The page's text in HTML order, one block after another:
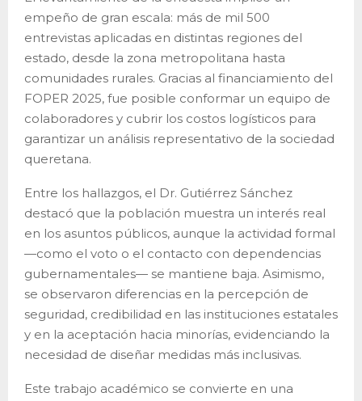
empeño de gran escala: más de mil 500
entrevistas aplicadas en distintas regiones del
estado, desde la zona metropolitana hasta
comunidades rurales. Gracias al financiamiento del
FOPER 2025, fue posible conformar un equipo de
colaboradores y cubrir los costos logísticos para
garantizar un análisis representativo de la sociedad
queretana.
Entre los hallazgos, el Dr. Gutiérrez Sánchez
destacó que la población muestra un interés real
en los asuntos públicos, aunque la actividad formal
—como el voto o el contacto con dependencias
gubernamentales— se mantiene baja. Asimismo,
se observaron diferencias en la percepción de
seguridad, credibilidad en las instituciones estatales
y en la aceptación hacia minorías, evidenciando la
necesidad de diseñar medidas más inclusivas.
Este trabajo académico se convierte en una